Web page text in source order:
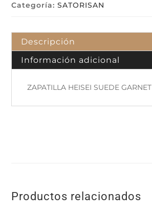
Categoría:SATORISAN
Descripción
Información adicional
ZAPATILLA HEISEI SUEDE GARNET
Productos relacionados